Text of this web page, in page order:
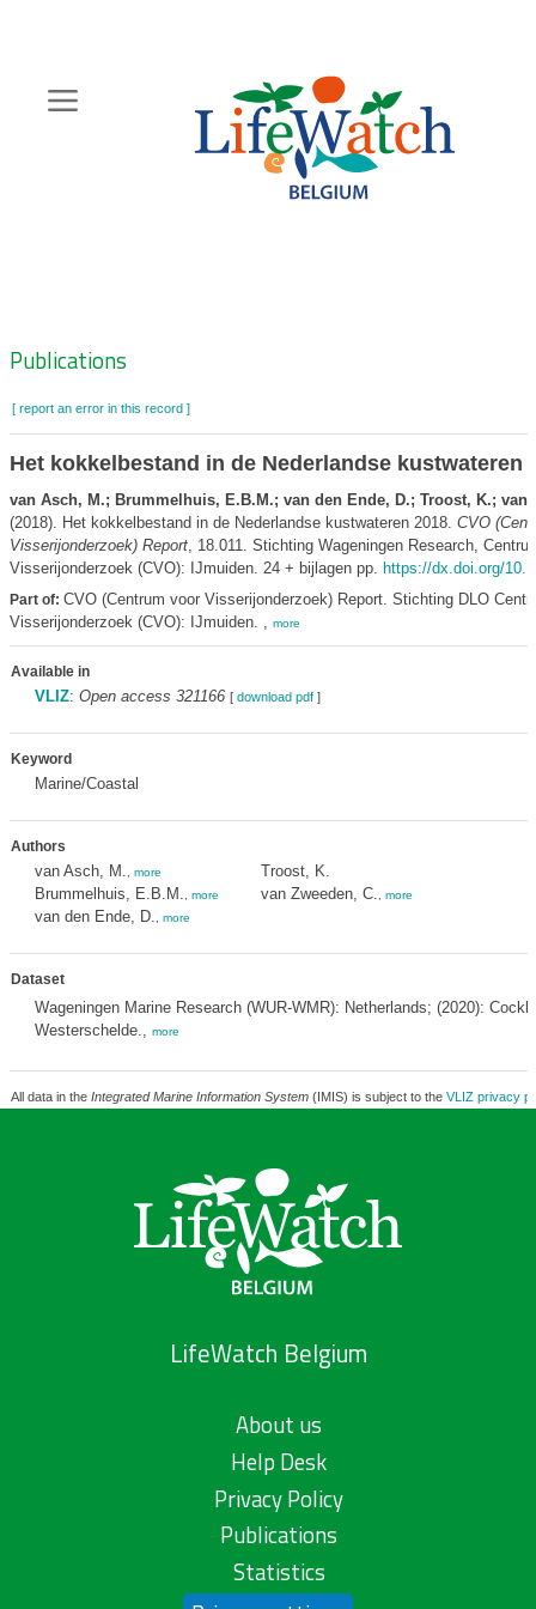
content
Zoeknavigatie
Publications
[ report an error in this record ]
Het kokkelbestand in de Nederlandse kustwateren
van Asch, M.; Brummelhuis, E.B.M.; van den Ende, D.; Troost, K.; van
(2018). Het kokkelbestand in de Nederlandse kustwateren 2018. CVO
Visserijonderzoek) Report, 18.011. Stichting Wageningen Research,
Visserijonderzoek (CVO): IJmuiden. 24 + bijlagen pp. https://dx.doi.org/
Part of: CVO (Centrum voor Visserijonderzoek) Report. Stichting DLO
Visserijonderzoek (CVO): IJmuiden. , more
Available in
VLIZ: Open access 321166 [ download pdf]
Keyword
Marine/Coastal
Authors
van Asch, M. more
Brummelhuis, E.B.M. more
van den Ende, D. more
Troost, K.
van Zweeden, C.
more
Dataset
Wageningen Marine Research (WUR-WMR): Netherlands; (2020):
Westerschelde., more
All data in the Integrated Marine Information System(IMIS) is subject to the VLIZ privacy
LifeWatch Belgium
About us
Help Desk
Privacy Policy
Publications
Statistics